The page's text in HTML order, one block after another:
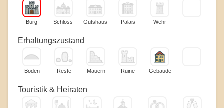
Burg Schloss Gutshaus Palais Wehr
Erhaltungszustand
Boden Reste Mauern Ruine Gebäude
Touristik & Heiraten